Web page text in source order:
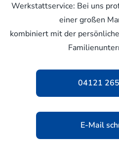
Werkstattservice: Bei uns
einer großen
kombiniert mit der
04121
E-Mail